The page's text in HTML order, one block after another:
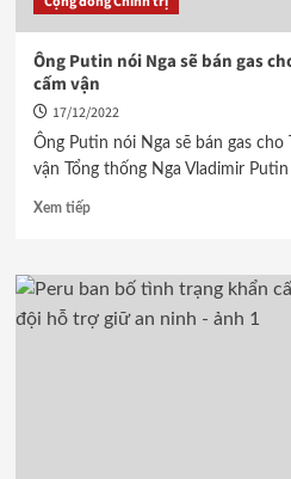
Ông Putin nói Nga sẽ bán gas
cấm vận
17/12/2022
Ông Putin nói Nga sẽ bán gas cho
vận Tổng thống Nga Vladimir
Xem tiếp